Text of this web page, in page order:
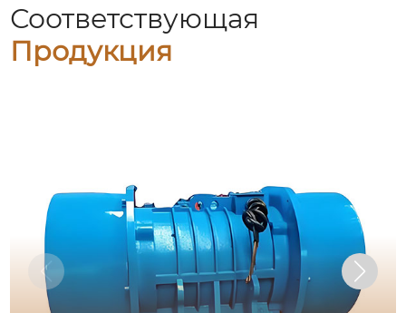
Соответствующая
Продукция